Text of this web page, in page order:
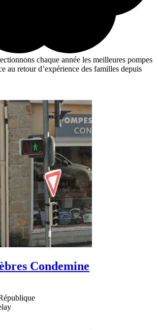
chaque année les meilleures pompes
au retour d’expérience des familles depuis
Condemine